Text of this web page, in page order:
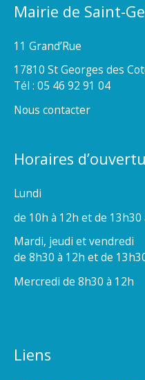
Mairie de Saint-
11 Grand’Rue
17810 St Georges des
Tél : 05 46 92 91 04
Nous contacter
Horaires
Lundi
de 10h à 12h et de 13h30
Mardi, jeudi et vendredi
de 8h30 à 12h et de
Mercredi de 8h30 à 12h
Liens